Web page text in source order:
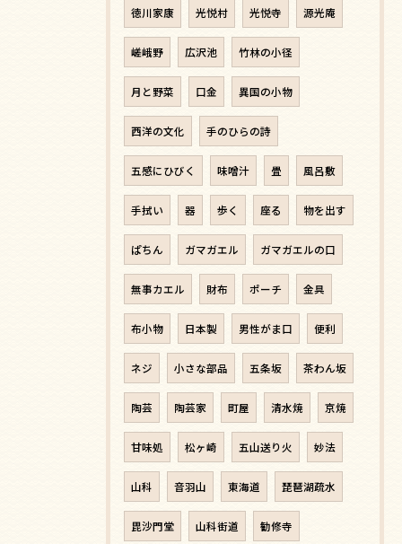
徳川家康 光悦村 光悦寺 源光庵
嵯峨野 広沢池 竹林の小径
月と野菜 口金 異国の小物
西洋の文化 手のひらの詩
五感にひびく 味噌汁 畳 風呂敷
手拭い 器 歩く 座る 物を出す
ぱちん ガマガエル ガマガエルの口
無事カエル 財布 ポーチ 金具
布小物 日本製 男性がま口 便利
ネジ 小さな部品 五条坂 茶わん坂
陶芸 陶芸家 町屋 清水焼 京焼
甘味処 松ヶ崎 五山送り火 妙法
山科 音羽山 東海道 琵琶湖疏水
毘沙門堂 山科街道 勧修寺